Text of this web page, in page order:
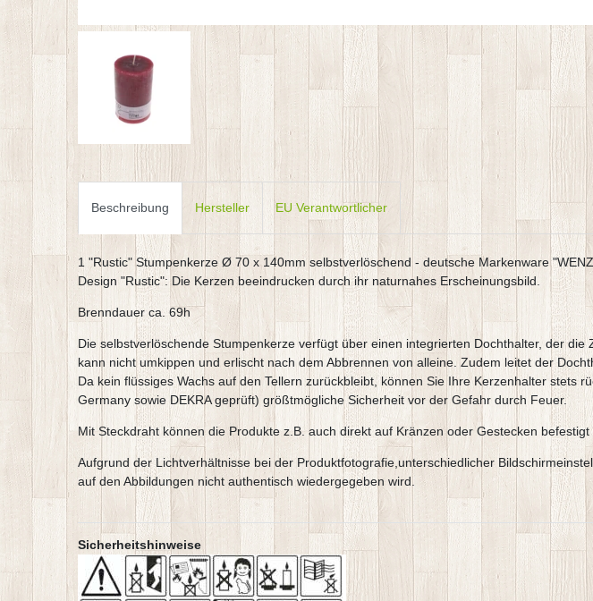
Beschreibung Hersteller EU Verantwortlicher
1 "Rustic" Stumpenkerze Ø 70 x 140mm selbstverlöschend - deutsche Markenware
Design "Rustic": Die Kerzen beeindrucken durch ihr naturnahes Erscheinungsbild.
Brenndauer ca. 69h
Die selbstverlöschende Stumpenkerze verfügt über einen integrierten Dochthalter, der
kann nicht umkippen und erlischt nach dem Abbrennen von alleine. Zudem leitet der
Da kein flüssiges Wachs auf den Tellern zurückbleibt, können Sie Ihre Kerzenhalter stets
Germany sowie DEKRA geprüft) größtmögliche Sicherheit vor der Gefahr durch Feuer.
Mit Steckdraht können die Produkte z.B. auch direkt auf Kränzen oder Gestecken befestigt
Aufgrund der Lichtverhältnisse bei der Produktfotografie,unterschiedlicher
auf den Abbildungen nicht authentisch wiedergegeben wird.
Sicherheitshinweise